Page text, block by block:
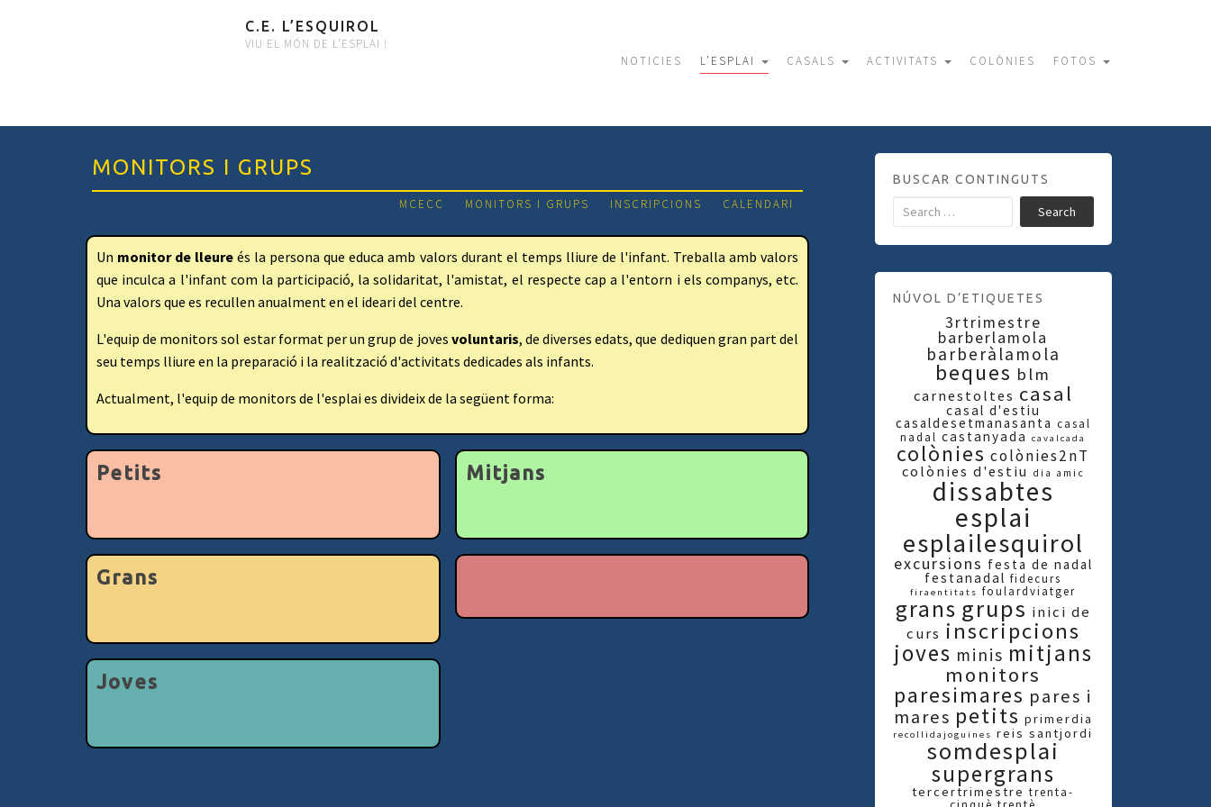
C.E. L’ESQUIROL
VIU EL MÓN DE L'ESPLAI !
NOTICIES
L’ESPLAI CASALS ACTIVITATS COLÒNIES FOTOS
MONITORS I GRUPS
MCECC MONITORS I GRUPS INSCRIPCIONS CALENDARI
Un monitor de lleure és la persona que educa amb valors durant el temps lliure de l'infant. Treballa amb valors
que inculca a l'infant com la participació, la solidaritat, l'amistat, el respecte cap a l'entorn i els companys, etc.
Una valors que es recullen anualment en el ideari del centre.
L'equip de monitors sol estar format per un grup de joves voluntaris, de diverses edats, que dediquen gran part del
seu temps lliure en la preparació i la realització d'activitats dedicades als infants.
Actualment, l'equip de monitors de l'esplai es divideix de la següent forma:
Petits Mitjans
Grans
Joves
BUSCAR CONTINGUTS
Search
NÚVOL D’ETIQUETES
3rtrimestre
barberlamola
barberàlamola
beques blm
carnestoltes casal
casal d'estiu
casaldesetmanasanta casal
nadal castanyada cavalcada
colònies colònies2nT
colònies d'estiu dia amic
dissabtes
esplai
esplailesquirol
excursions festa de nadal
festanadal fidecurs
firaentitats foulardviatger
grans grups inici de
curs inscripcions
joves minis mitjans
monitors
paresimares pares i
mares petits primerdia
recollidajoguines reis santjordi
somdesplai
supergrans
tercertrimestre trenta-